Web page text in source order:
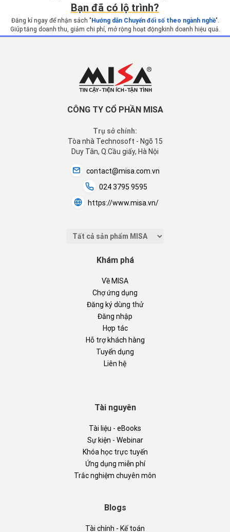
Bạn đã có lộ trình?
Đăng kí ngay để nhận sách " Hướng dẫn Chuyển đổi số theo ngành nghề".
Giúp tăng doanh thu, giảm chi phí, mở rộng hoạt động kinh doanh hiệu quả.
CÔNG TY CỔ PHẦN MISA
Trụ sở chính:
Tòa nhà Technosoft - Ngõ 15
Duy Tân, Q.Cầu giấy, Hà Nội
contact@misa.com.vn
024 3795 9595
https://www.misa.vn/
Khám phá
Về MISA
Chợ ứng dụng
Đăng ký dùng thử
Đăng nhập
Hợp tác
Hỗ trợ khách hàng
Tuyển dụng
Liên hệ
Tài nguyên
Tài liệu - eBooks
Sự kiện - Webinar
Khóa học trực tuyến
Ứng dụng miễn phí
Trắc nghiệm chuyên môn
Blogs
Tài chính - Kế toán